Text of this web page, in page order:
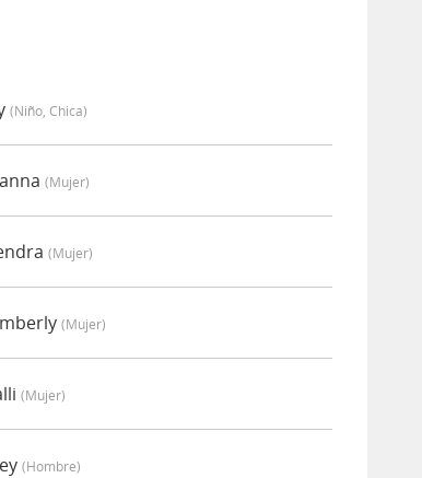
(niño, Chica)
(mujer)
(mujer)
(mujer)
(mujer)
(hombre)